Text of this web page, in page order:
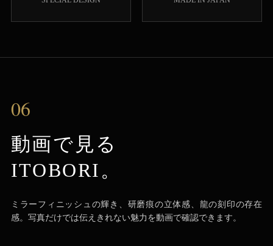
06
動画で見る
ITOBORI。
ミラーフィニッシュの輝き、研磨痕の立体感、龍の刻印の存在
感。写真だけでは伝えきれない魅力を動画で確認できます。